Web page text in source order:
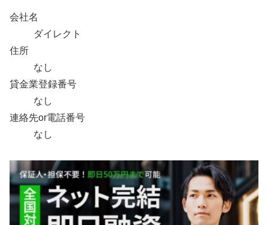
会社名
ダイレクト
住所
なし
貸金業登録番号
なし
連絡先or電話番号
なし